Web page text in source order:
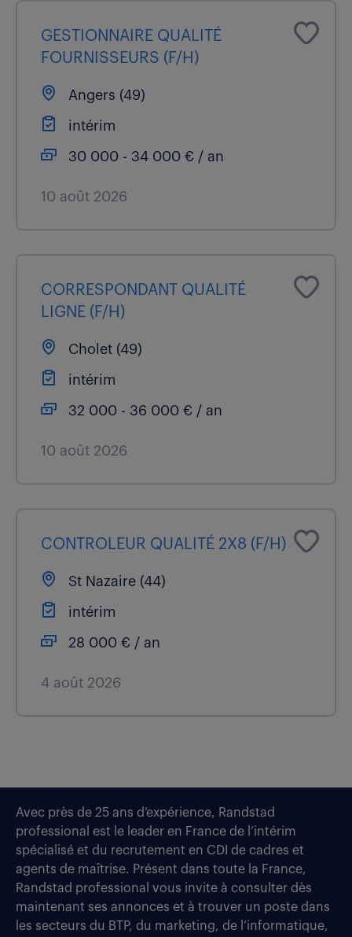
GESTIONNAIRE QUALITÉ
FOURNISSEURS (F/H)
Angers (49)
intérim
30 000 - 34 000 € / an
10 août 2026
CORRESPONDANT QUALITÉ
LIGNE (F/H)
Cholet (49)
intérim
32 000 - 36 000 € / an
10 août 2026
CONTROLEUR QUALITÉ 2X8 (F/H)
St Nazaire (44)
intérim
28 000 € / an
4 août 2026
Avec près de 25 ans d’expérience, Randstad
professional est le leader en France de l’intérim
spécialisé et du recrutement en CDI de cadres et
agents de maîtrise. Présent dans toute la France,
Randstad professional vous invite à consulter dès
maintenant ses annonces et à trouver un poste dans
les secteurs du BTP, du marketing, de l’informatique,